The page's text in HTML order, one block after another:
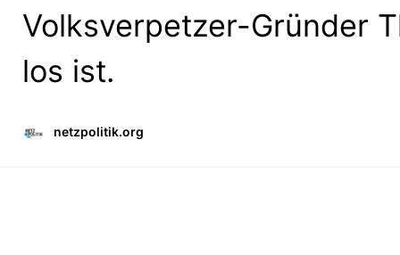
Volksverpetzer-Gründer
los ist.
netzpolitik.org